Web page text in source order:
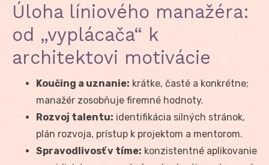
Úloha líniového manažéra:
od „vyplácača“ k
architektovi motivácie
Koučing a uznanie: krátke, časté a konkrétne;
manažér zosobňuje firemné hodnoty.
Rozvoj talentu: identifikácia silných stránok,
plán rozvoja, prístup k projektom a mentorom.
Spravodlivosť v tíme: konzistentné aplikovanie